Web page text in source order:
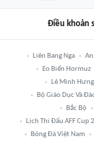
Điều khoản
Liên Bang Nga
Eo Biển Hormuz
Lê Minh Hưng
Bộ Giáo Dục Và
Bắc Bộ
Lịch Thi Đấu AFF Cup
Bóng Đá Việt Nam